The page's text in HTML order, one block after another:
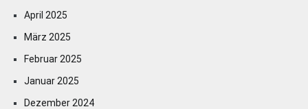
April 2025
März 2025
Februar 2025
Januar 2025
Dezember 2024